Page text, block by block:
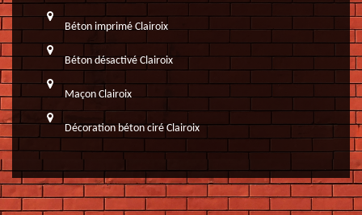
Béton imprimé Clairoix
Béton désactivé Clairoix
Maçon Clairoix
Décoration béton ciré Clairoix